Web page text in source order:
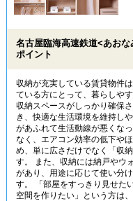
名古屋臨海高速鉄道<あお
ポイント
収納が充実している賃貸物件
ている方にとって、暮らしや
収納スペースがしっかり確保
き、快適な生活環境を維持し
があふれて生活動線が悪くな
なく、エアコン効率の低下や
め、単に広さだけでなく「収
す。 また、収納には納戸やウ
があり、用途に応じて使い分
す。 「部屋をすっきり見せた
空間を作りたい」という方は